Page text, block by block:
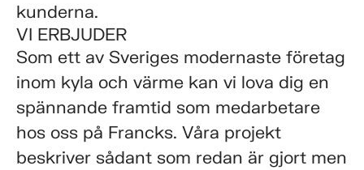
kunderna.
VI ERBJUDER
Som ett av Sveriges modernaste företag
inom kyla och värme kan vi lova dig en
spännande framtid som medarbetare
hos oss på Francks. Våra projekt
beskriver sådant som redan är gjort men